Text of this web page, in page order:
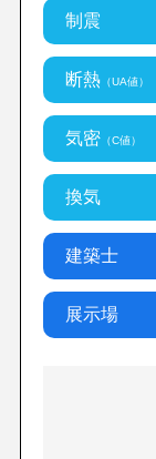
制震
断熱（UA値）
気密（C値）
換気
建築士
展示場